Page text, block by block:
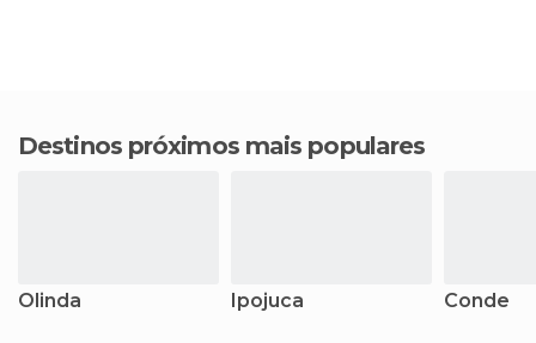
Destinos próximos mais populares
Olinda Ipojuca Conde